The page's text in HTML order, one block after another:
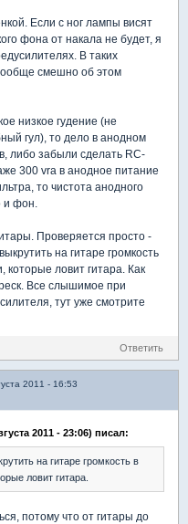
Если с ног лампы висят
фона от накала не будет, я
В таких
смешно об этом
низкое гудение (не
гул), то дело в анодном
либо забыли сделать RC-
300 vra в анодное питание
то чистота анодного
и фон.
Проверяется просто -
на гитаре громкость
которые ловит гитара. Как
Все слышимое при
тут уже смотрите
Ответить
2011 - 16:53
2011 - 23:06) писал:
на гитаре громкость в
ловит гитара.
потому что от гитары до